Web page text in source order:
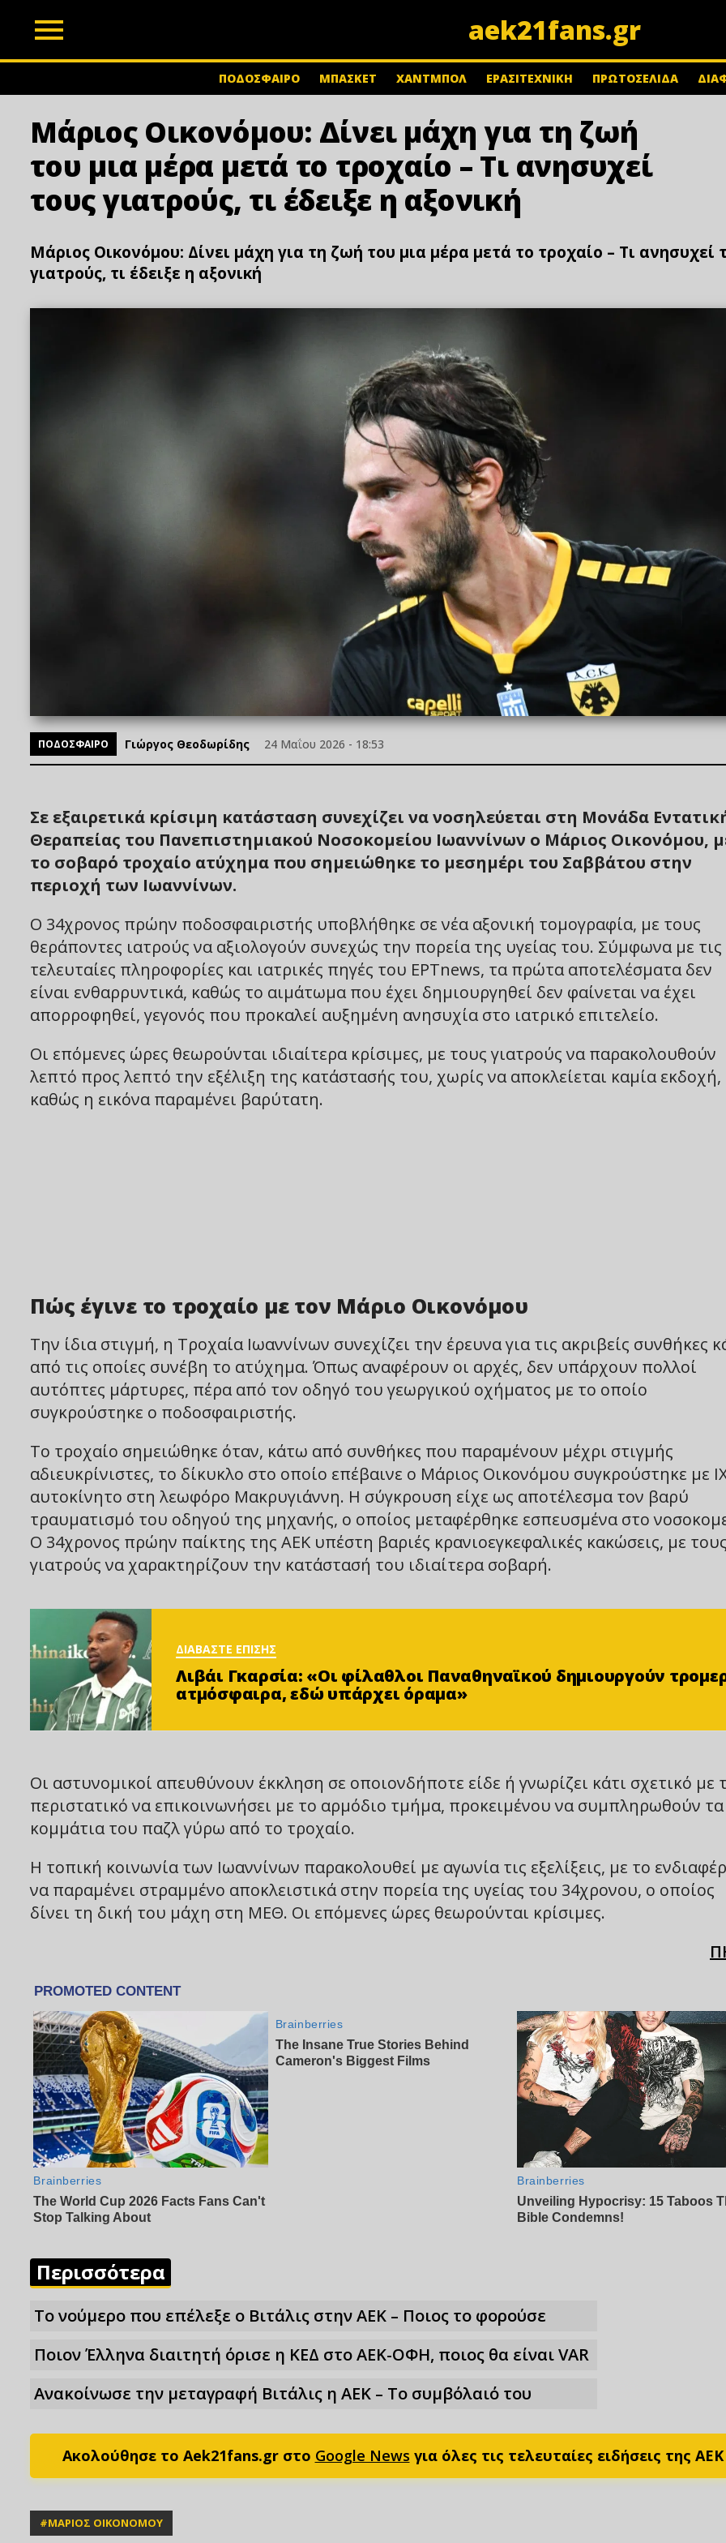
aek21fans.gr
ΠΟΔΟΣΦΑΙΡΟ ΜΠΑΣΚΕΤ ΧΑΝΤΜΠΟΛ ΕΡΑΣΙΤΕΧΝΙΚΗ ΠΡΩΤΟΣΕΛΙΔΑ
Μάριος Οικονόμου: Δίνει μάχη για τη ζωή
του μια μέρα μετά το τροχαίο – Τι ανησυχεί
τους γιατρούς, τι έδειξε η αξονική
Μάριος Οικονόμου: Δίνει μάχη για τη ζωή του μια μέρα μετά το τροχαίο – Τι ανησυχεί
γιατρούς, τι έδειξε η αξονική
ΠΟΔΟΣΦΑΙΡΟ Γιώργος Θεοδωρίδης 24 Μαΐου 2026 - 18:53
Σε εξαιρετικά κρίσιμη κατάσταση συνεχίζει να νοσηλεύεται στη Μονάδα
Θεραπείας του Πανεπιστημιακού Νοσοκομείου Ιωαννίνων ο Μάριος Οικονόμου,
το σοβαρό τροχαίο ατύχημα που σημειώθηκε το μεσημέρι του Σαββάτου στην
περιοχή των Ιωαννίνων.
Ο 34χρονος πρώην ποδοσφαιριστής υποβλήθηκε σε νέα αξονική τομογραφία, με τους
θεράποντες ιατρούς να αξιολογούν συνεχώς την πορεία της υγείας του. Σύμφωνα με τις
τελευταίες πληροφορίες και ιατρικές πηγές του EΡΤnews, τα πρώτα αποτελέσματα δεν
είναι ενθαρρυντικά, καθώς το αιμάτωμα που έχει δημιουργηθεί δεν φαίνεται να έχει
απορροφηθεί, γεγονός που προκαλεί αυξημένη ανησυχία στο ιατρικό επιτελείο.
Οι επόμενες ώρες θεωρούνται ιδιαίτερα κρίσιμες, με τους γιατρούς να παρακολουθούν
λεπτό προς λεπτό την εξέλιξη της κατάστασής του, χωρίς να αποκλείεται καμία εκδοχή,
καθώς η εικόνα παραμένει βαρύτατη.
Πώς έγινε το τροχαίο με τον Μάριο Οικονόμου
Την ίδια στιγμή, η Τροχαία Ιωαννίνων συνεχίζει την έρευνα για τις ακριβείς συνθήκες
από τις οποίες συνέβη το ατύχημα. Όπως αναφέρουν οι αρχές, δεν υπάρχουν πολλοί
αυτόπτες μάρτυρες, πέρα από τον οδηγό του γεωργικού οχήματος με το οποίο
συγκρούστηκε ο ποδοσφαιριστής.
Το τροχαίο σημειώθηκε όταν, κάτω από συνθήκες που παραμένουν μέχρι στιγμής
αδιευκρίνιστες, το δίκυκλο στο οποίο επέβαινε ο Μάριος Οικονόμου συγκρούστηκε με
αυτοκίνητο στη λεωφόρο Μακρυγιάννη. Η σύγκρουση είχε ως αποτέλεσμα τον βαρύ
τραυματισμό του οδηγού της μηχανής, ο οποίος μεταφέρθηκε εσπευσμένα στο
Ο 34χρονος πρώην παίκτης της ΑΕΚ υπέστη βαριές κρανιοεγκεφαλικές κακώσεις, με
γιατρούς να χαρακτηρίζουν την κατάστασή του ιδιαίτερα σοβαρή.
ΔΙΑΒΑΣΤΕ ΕΠΙΣΗΣ
Λιβάι Γκαρσία: «Οι φίλαθλοι Παναθηναϊκού δημιουργούν
ατμόσφαιρα, εδώ υπάρχει όραμα»
Οι αστυνομικοί απευθύνουν έκκληση σε οποιονδήποτε είδε ή γνωρίζει κάτι σχετικό με
περιστατικό να επικοινωνήσει με το αρμόδιο τμήμα, προκειμένου να συμπληρωθούν τα
κομμάτια του παζλ γύρω από το τροχαίο.
Η τοπική κοινωνία των Ιωαννίνων παρακολουθεί με αγωνία τις εξελίξεις, με το
να παραμένει στραμμένο αποκλειστικά στην πορεία της υγείας του 34χρονου, ο οποίος
δίνει τη δική του μάχη στη ΜΕΘ. Οι επόμενες ώρες θεωρούνται κρίσιμες.
Περισσότερα
Το νούμερο που επέλεξε ο Βιτάλις στην ΑΕΚ – Ποιος το φορούσε
Ποιον Έλληνα διαιτητή όρισε η ΚΕΔ στο ΑΕΚ-ΟΦΗ, ποιος θα είναι VAR
Ανακοίνωσε την μεταγραφή Βιτάλις η ΑΕΚ – Το συμβόλαιό του
Ακολούθησε το Aek21fans.gr στο Google News για όλες τις τελευταίες ειδήσεις της ΑΕΚ
#ΜΑΡΙΟΣ ΟΙΚΟΝΟΜΟΥ